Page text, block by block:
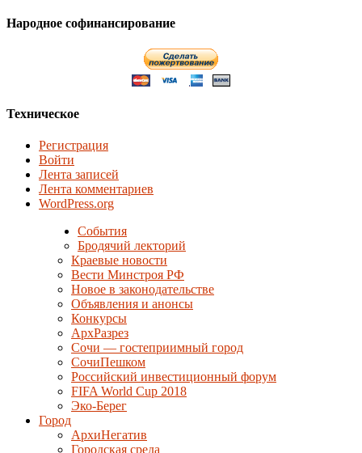
Народное софинансирование
Техническое
Регистрация
Войти
Лента записей
Лента комментариев
WordPress.org
События
Бродячий лекторий
Краевые новости
Вести Минстроя РФ
Новое в законодательстве
Объявления и анонсы
Конкурсы
АрхРазрез
Сочи — гостеприимный город
СочиПешком
Российский инвестиционный форум
FIFA World Cup 2018
Эко-Берег
Город
АрхиНегатив
Городская среда